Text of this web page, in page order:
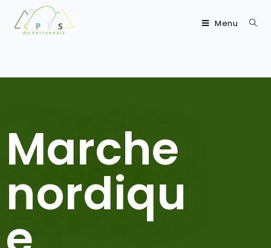
Menu
Marche
nordiqu